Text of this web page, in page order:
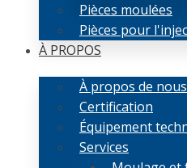
Pièces moulées
Pièces pour
À PROPOS
À propos de nous
Certification
Équipement
Services